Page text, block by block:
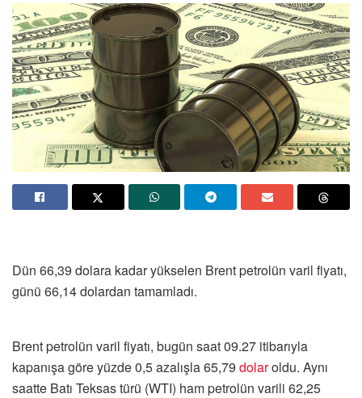
Dün 66,39 dolara kadar yükselen Brent petrolün varil fiyatı,
günü 66,14 dolardan tamamladı.
Brent petrolün varil fiyatı, bugün saat 09.27 itibarıyla
kapanışa göre yüzde 0,5 azalışla 65,79 dolaroldu. Aynı
saatte Batı Teksas türü (WTI) ham petrolün varili 62,25